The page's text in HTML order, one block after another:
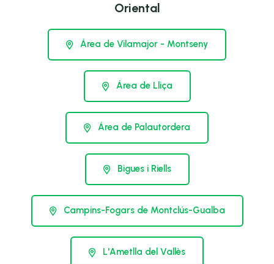
Oriental
Área de Vilamajor - Montseny
Área de Lliça
Área de Palautordera
Bigues i Riells
Campins-Fogars de Montclús-Gualba
L'Ametlla del Vallès